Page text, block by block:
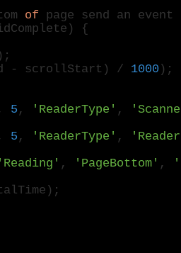
of page send an event
{
- scrollStart) / 1000 );
5 , 'ReaderType' ,
5 , 'ReaderType' ,
'Reading' , 'PageBottom' ,